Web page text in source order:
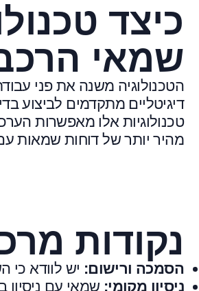
כיצד
שמאי
הטכנולוגיה משנה את פני
דיגיטליים מתקדמים לביצוע
טכנולוגיות אלו מאפשרות
מהיר יותר של דוחות שמאות
נקודות
הסמכה ורישום: יש לוודא כי
ניסיון מקומי: שמאי עם ניסיון